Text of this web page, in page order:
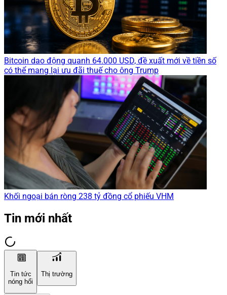
Bitcoin dao động quanh 64.000 USD, đề xuất mới về tiền số
có thể mang lại ưu đãi thuế cho ông Trump
Khối ngoại bán ròng 238 tỷ đồng cổ phiếu VHM
Tin mới nhất
Tin tức
nóng hổi
Thị trường